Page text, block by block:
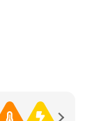
Sibiu